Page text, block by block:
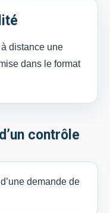
à distance une
dans le format
contrôle
demande de